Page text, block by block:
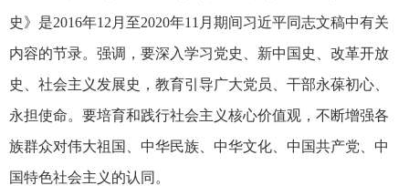
史》是2016年12月至2020年11月期间习近平同志文稿中有关
内容的节录。强调，要深入学习党史、新中国史、改革开放
史、社会主义发展史，教育引导广大党员、干部永葆初心、
永担使命。要培育和践行社会主义核心价值观，不断增强各
族群众对伟大祖国、中华民族、中华文化、中国共产党、中
国特色社会主义的认同。